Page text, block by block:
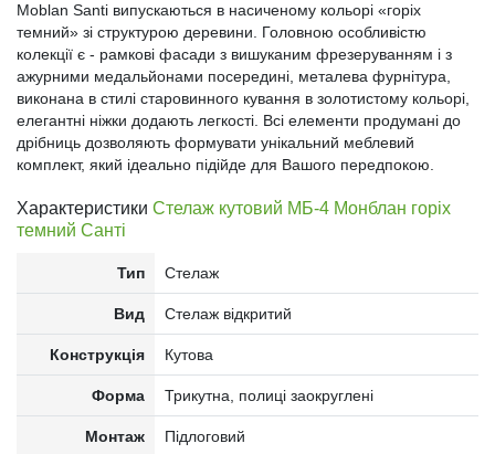
Moblan Santi випускаються в насиченому кольорі «горіх
темний» зі структурою деревини. Головною особливістю
колекції є - рамкові фасади з вишуканим фрезеруванням і з
ажурними медальйонами посередині, металева фурнітура,
виконана в стилі старовинного кування в золотистому кольорі,
елегантні ніжки додають легкості. Всі елементи продумані до
дрібниць дозволяють формувати унікальний меблевий
комплект, який ідеально підійде для Вашого передпокою.
Характеристики Стелаж кутовий МБ-4 Монблан горіх
темний Санті
Тип Стелаж
Вид Стелаж відкритий
Конструкція Кутова
Форма Трикутна, полиці заокруглені
Монтаж Підлоговий